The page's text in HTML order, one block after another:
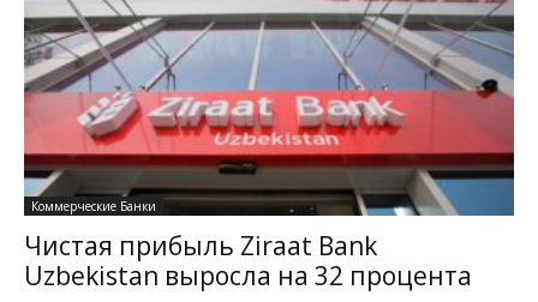
Коммерческие Банки
Чистая прибыль Ziraat Bank
Uzbekistan выросла на 32 процента